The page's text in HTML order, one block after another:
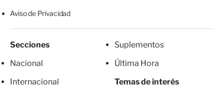
Aviso de Privacidad
Secciones
Nacional
Internacional
Suplementos
Última Hora
Temas de interés